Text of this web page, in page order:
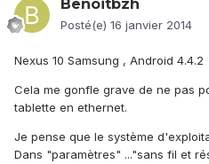
Benoitbzh
Posté(e) 16 janvier 2014
Nexus 10 Samsung , Android 4.4.2
Cela me gonfle grave de ne pas
tablette en ethernet.
Je pense que le système
Dans "paramètres" ..."sans fil et